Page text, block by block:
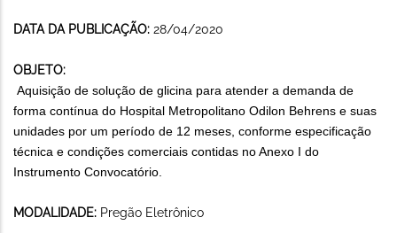
DATA DA PUBLICAÇÃO: 28/04/2020
OBJETO:
Aquisição de solução de glicina para atender a demanda de
forma contínua do Hospital Metropolitano Odilon Behrens e suas
unidades por um período de 12 meses, conforme especificação
técnica e condições comerciais contidas no Anexo I do
Instrumento Convocatório.
MODALIDADE: Pregão Eletrônico